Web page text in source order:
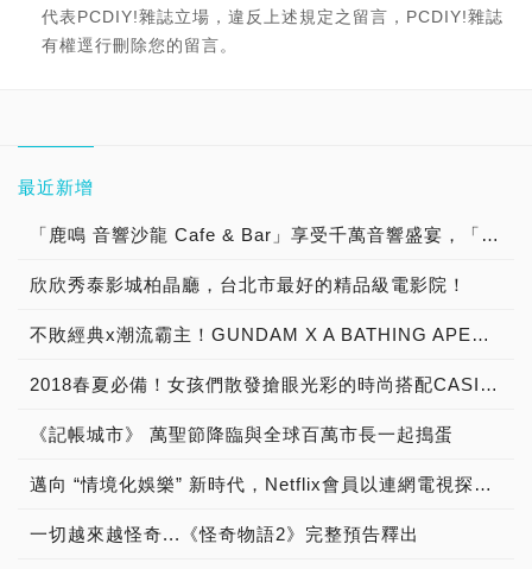
代表PCDIY!雜誌立場，違反上述規定之留言，PCDIY!雜誌
有權逕行刪除您的留言。
最近新增
「鹿鳴 音響沙龍 Cafe & Bar」享受千萬音響盛宴，「聽黑膠 古典樂 流行音樂 談音樂 聊音響 喝咖啡 品美酒」體驗「Burmester 柏林之音旗艦擴大器」與「B&W Nautilus 鸚鵡螺頂級喇叭 」發燒音響迷人魅力！
欣欣秀泰影城柏晶廳，台北市最好的精品級電影院！
不敗經典x潮流霸主！GUNDAM X A BATHING APE® 首度跨界合作
2018春夏必備！女孩們散發搶眼光彩的時尚搭配CASIO TR Mini X JILL by JILLSTUART櫻花粉浪漫限量組合
《記帳城市》 萬聖節降臨與全球百萬市長一起搗蛋
邁向 “情境化娛樂” 新時代，Netflix會員以連網電視探索娛樂新視界
一切越來越怪奇...《怪奇物語2》完整預告釋出